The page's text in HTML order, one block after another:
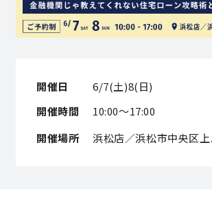
来店・見学予約
nattokuグループコーポレー
開催日
6/7(土)8(日)
開催時間
10:00～17:00
開催場所
浜松店／浜松市中央区